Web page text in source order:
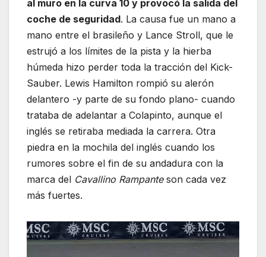
al muro en la curva 10 y provocó la salida del
coche de seguridad. La causa fue un mano a
mano entre el brasileño y Lance Stroll, que le
estrujó a los límites de la pista y la hierba
húmeda hizo perder toda la tracción del Kick-
Sauber. Lewis Hamilton rompió su alerón
delantero -y parte de su fondo plano- cuando
trataba de adelantar a Colapinto, aunque el
inglés se retiraba mediada la carrera. Otra
piedra en la mochila del inglés cuando los
rumores sobre el fin de su andadura con la
marca del Cavallino Rampanteson cada vez
más fuertes.